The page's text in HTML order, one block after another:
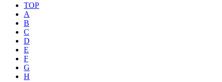
TOP
A
B
C
D
E
F
G
H